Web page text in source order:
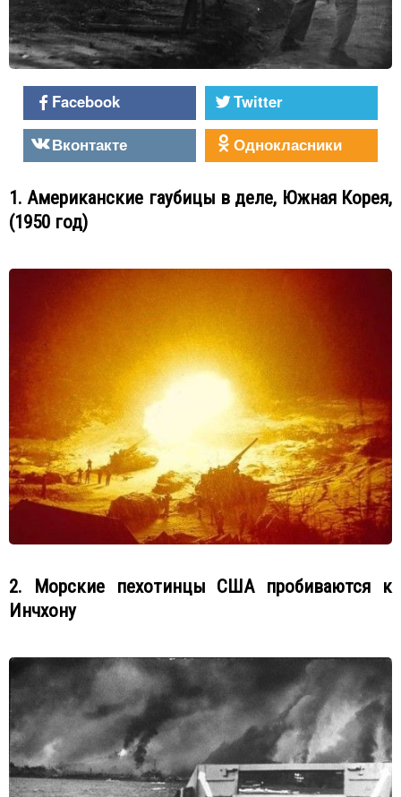
Facebook
Twitter
Вконтакте
Однокласники
1. Американские гаубицы в деле, Южная Корея,
(1950 год)
2. Морские пехотинцы США пробиваются к
Инчхону